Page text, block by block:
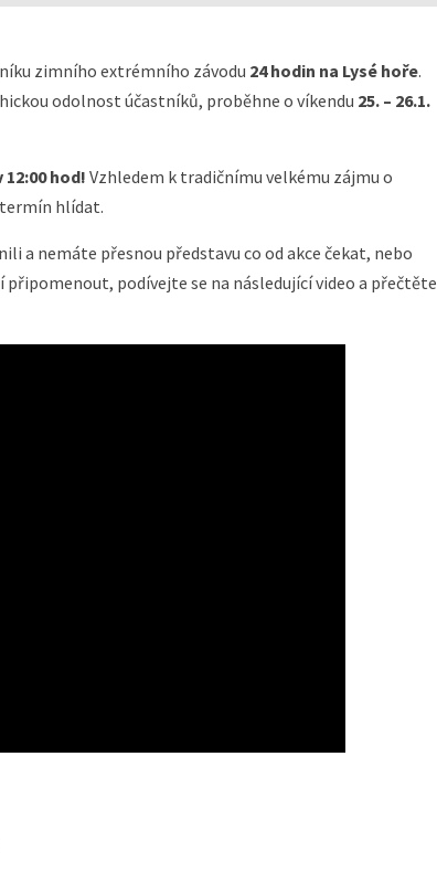
zimního extrémního závodu 24 hodin na Lysé hoře.
odolnost účastníků, proběhne o víkendu 25. – 26.1.
12:00 hod!Vzhledem k tradičnímu velkému zájmu o
hlídat.
a nemáte přesnou představu co od akce čekat, nebo
podívejte se na následující video a přečtěte